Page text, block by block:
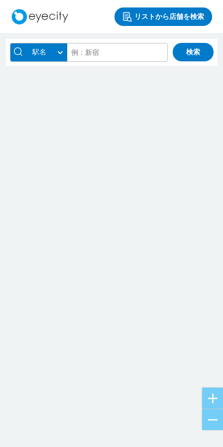
リストから店舗を検索
駅名 検索